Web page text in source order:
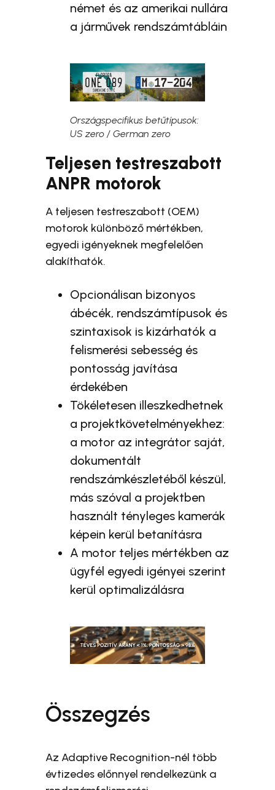
német és az amerikai nullára
a járművek rendszámtábláin
Országspecifikus betűtípusok:
US zero / German zero
Teljesen testreszabott
ANPR motorok
A teljesen testreszabott (OEM)
motorok különböző mértékben,
egyedi igényeknek megfelelően
alakíthatók.
Opcionálisan bizonyos
ábécék, rendszámtípusok és
szintaxisok is kizárhatók a
felismerési sebesség és
pontosság javítása
érdekében
Tökéletesen illeszkedhetnek
a projektkövetelményekhez:
a motor az integrátor saját,
dokumentált
rendszámkészletéből készül,
más szóval a projektben
használt tényleges kamerák
képein kerül betanításra
A motor teljes mértékben az
ügyfél egyedi igényei szerint
kerül optimalizálásra
Összegzés
Az Adaptive Recognition-nél több
évtizedes előnnyel rendelkezünk a